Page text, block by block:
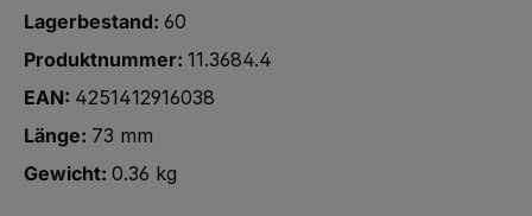
Lagerbestand: 60
Produktnummer: 11.3684.4
EAN: 4251412916038
Länge: 73 mm
Gewicht: 0.36 kg